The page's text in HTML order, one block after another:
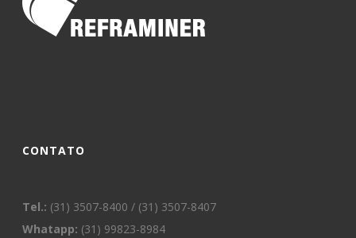
CONTATO
Tel.: (31) 3507-8400 / (31) 3507-8407
Whatapp: (31) 99823-8984